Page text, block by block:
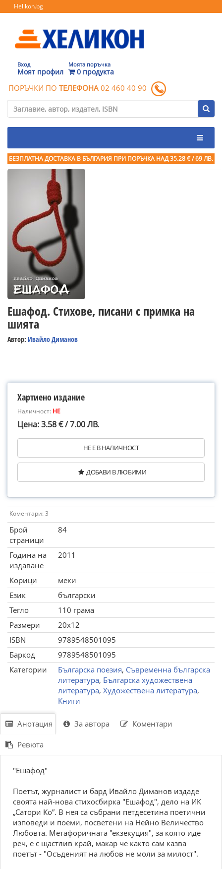
Helikon.bg
Вход
Моят профил
Моята поръчка
0 продукта
ПОРЪЧКИ ПО ТЕЛЕФОНА 02 460 40 90
БЕЗПЛАТНА ДОСТАВКА В БЪЛГАРИЯ ПРИ ПОРЪЧКА НАД 35.28 € / 69 ЛВ.
Ешафод. Стихове, писани с примка на
шията
Автор: Ивайло Диманов
Хартиено издание
Наличност: НЕ
Цена: 3.58 € / 7.00 ЛВ.
НЕ Е В НАЛИЧНОСТ
ДОБАВИ В ЛЮБИМИ
Коментари: 3
Брой
страници
84
Година на
издаване
2011
Корици
меки
Език
български
Тегло
110 грама
Размери
20x12
ISBN
9789548501095
Баркод
9789548501095
Категории
Българска поезия, Съвременна българска
литература, Българска художествена
литература, Художествена литература,
Книги
Анотация За автора Коментари
Ревюта
"Ешафод"
Поетът, журналист и бард Ивайло Диманов издаде
своята най-нова стихосбирка "Ешафод", дело на ИК
„Сатори Ко”. В нея са събрани петдесетина поетични
изповеди и поеми, посветени на Нейно Величество
Любовта. Метафоричната "екзекуция", за която иде
реч, е с щастлив край, макар че както сам казва
поетът - "Осъденият на любов не моли за милост".